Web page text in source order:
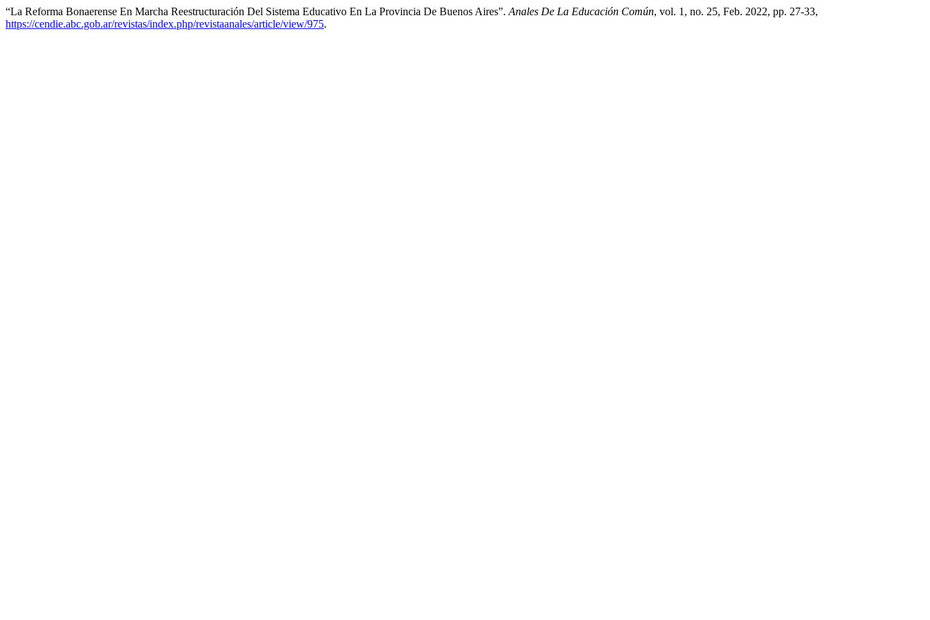
“La Reforma Bonaerense En Marcha Reestructuración Del Sistema Educativo En La Provincia De Buenos Aires”. Anales De La Educación Común, vol. 1, no. 25, Feb. 2022, pp. 27-33,
https://cendie.abc.gob.ar/revistas/index.php/revistaanales/article/view/975.